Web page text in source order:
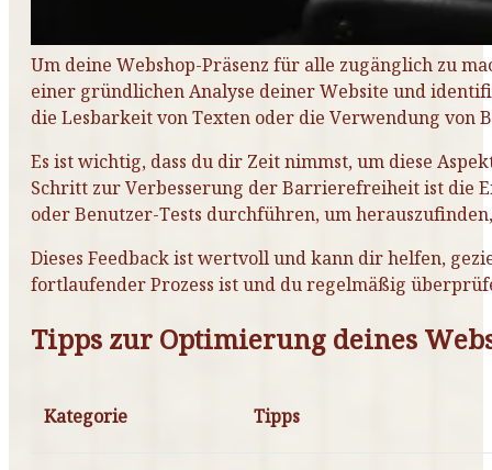
Um deine Webshop-Präsenz für alle zugänglich zu
einer gründlichen Analyse deiner Website und
die Lesbarkeit von Texten oder die Verwendung von
Es ist wichtig, dass du dir Zeit nimmst, um diese
Schritt zur Verbesserung der Barrierefreiheit ist die
oder Benutzer-Tests durchführen, um
Dieses Feedback ist wertvoll und kann dir helfen,
fortlaufender Prozess ist und du regelmäßig
Tipps zur Optimierung deines
Kategorie Tipps